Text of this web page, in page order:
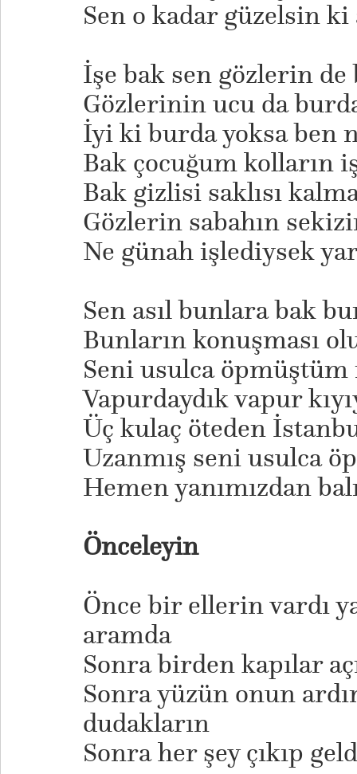
Sen o kadar güzelsin
İşe bak sen gözlerin de
Gözlerinin ucu da
İyi ki burda yoksa ben
Bak çocuğum kolların
Bak gizlisi saklısı
Gözlerin sabahın
Ne günah işlediysek
Sen asıl bunlara bak
Bunların konuşması
Seni usulca
Vapurdaydık vapur
Üç kulaç öteden
Uzanmış seni usulca
Hemen yanımızdan
Önceleyin
Önce bir ellerin vardı
aramda
Sonra birden kapılar
Sonra yüzün onun
dudakların
Sonra her şey çıkıp